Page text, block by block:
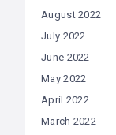
August 2022
July 2022
June 2022
May 2022
April 2022
March 2022